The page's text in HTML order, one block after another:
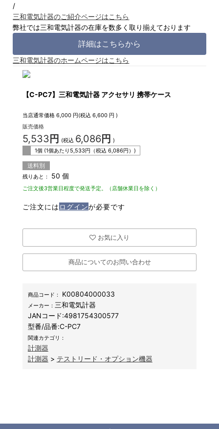
/
三和電気計器のご紹介ページはこちら
弊社では三和電気計器の在庫を数多く取り揃えております
詳細はこちらから
三和電気計器のホームページはこちら
【C-PC7】三和電気計器 アクセサリ 携帯ケース
当店通常価格 6,000 円(税込6,600 円 )
販売価格
5,533 円 (税込 6,086円 )
1個 (1個あたり 5,533円（税込6,086円）)
送料別
残りあと： 50 個
ご注文後3営業日程度で発送予定。（店舗休業日を除く）
ご注文には ログインが必要です
お気に入り
商品についてのお問い合わせ
商品コード： K00804000033
メーカー： 三和電気計器
JANコード:4981754300577
型番/品番:C-PC7
関連カテゴリ：
計測器
計測器 > テストリード・オプション機器